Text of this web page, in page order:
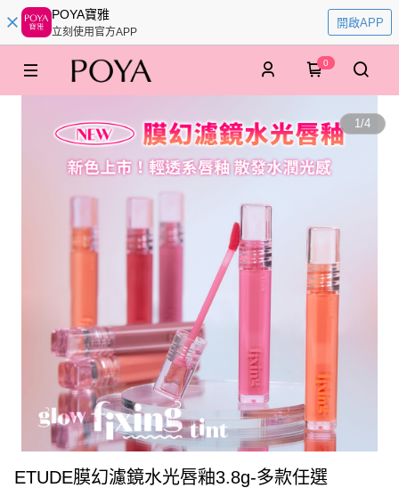
POYA寶雅
立刻使用官方APP
開啟APP
0
1/4
ETUDE膜幻濾鏡水光唇釉3.8g-多款任選